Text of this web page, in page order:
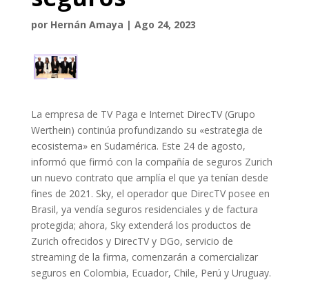
por Hernán Amaya | Ago 24, 2023
La empresa de TV Paga e Internet DirecTV (Grupo
Werthein) continúa profundizando su «estrategia de
ecosistema» en Sudamérica. Este 24 de agosto,
informó que firmó con la compañía de seguros Zurich
un nuevo contrato que amplía el que ya tenían desde
fines de 2021. Sky, el operador que DirecTV posee en
Brasil, ya vendía seguros residenciales y de factura
protegida; ahora, Sky extenderá los productos de
Zurich ofrecidos y DirecTV y DGo, servicio de
streaming de la firma, comenzarán a comercializar
seguros en Colombia, Ecuador, Chile, Perú y Uruguay.